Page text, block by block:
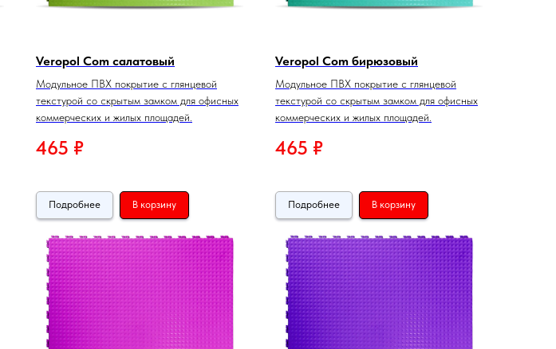
Veropol Com салатовый
Модульное ПВХ покрытие с глянцевой
текстурой со скрытым замком для офисных
коммерческих и жилых площадей.
465 ₽
Подробнее В корзину
Veropol Com бирюзовый
Модульное ПВХ покрытие с глянцевой
текстурой со скрытым замком для офисных
коммерческих и жилых площадей.
465 ₽
Подробнее В корзину